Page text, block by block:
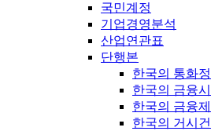
국민계정
기업경영분석
산업연관표
단행본
한국의 통화
한국의 금융
한국의 금융
한국의 거시